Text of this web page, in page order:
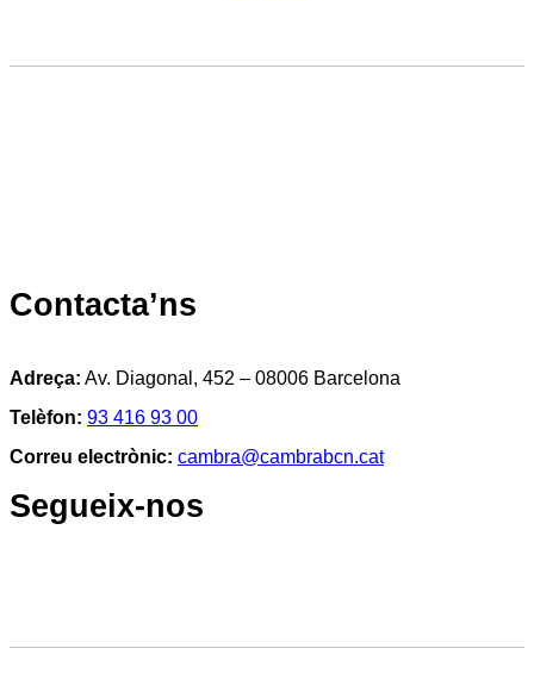
Contacta’ns
Adreça: Av. Diagonal, 452 – 08006 Barcelona
Telèfon: 93 416 93 00
Correu electrònic: cambra@cambrabcn.cat
Segueix-nos